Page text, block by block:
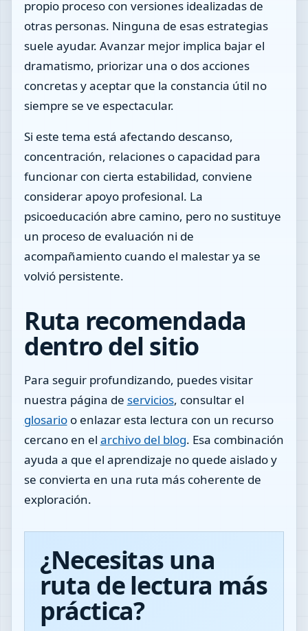
propio proceso con versiones idealizadas de
otras personas. Ninguna de esas estrategias
suele ayudar. Avanzar mejor implica bajar el
dramatismo, priorizar una o dos acciones
concretas y aceptar que la constancia útil no
siempre se ve espectacular.
Si este tema está afectando descanso,
concentración, relaciones o capacidad para
funcionar con cierta estabilidad, conviene
considerar apoyo profesional. La
psicoeducación abre camino, pero no sustituye
un proceso de evaluación ni de
acompañamiento cuando el malestar ya se
volvió persistente.
Ruta recomendada
dentro del sitio
Para seguir profundizando, puedes visitar
nuestra página de servicios, consultar el
glosarioo enlazar esta lectura con un recurso
cercano en el archivo del blog. Esa combinación
ayuda a que el aprendizaje no quede aislado y
se convierta en una ruta más coherente de
exploración.
¿Necesitas una
ruta de lectura más
práctica?